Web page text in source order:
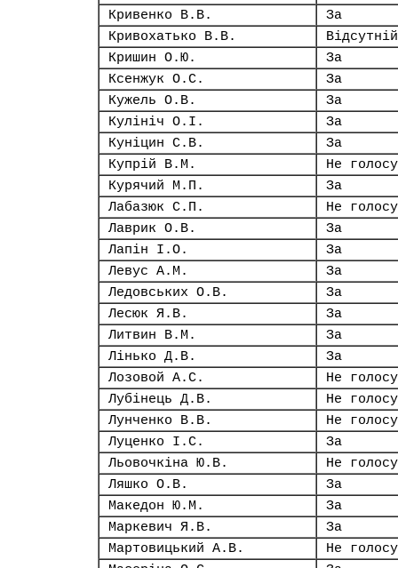
Кривенко В.В.
За
Кривохатько В.В.
Відсутній
Кришин О.Ю.
За
Ксенжук О.С.
За
Кужель О.В.
За
Кулініч О.І.
За
Куніцин С.В.
За
Купрій В.М.
Не
Курячий М.П.
За
Лабазюк С.П.
Не
Лаврик О.В.
За
Лапін І.О.
За
Левус А.М.
За
Ледовських О.В.
За
Лесюк Я.В.
За
Литвин В.М.
За
Лінько Д.В.
За
Лозовой А.С.
Не
Лубінець Д.В.
Не
Лунченко В.В.
Не
Луценко І.С.
За
Льовочкіна Ю.В.
Не
Ляшко О.В.
За
Македон Ю.М.
За
Маркевич Я.В.
За
Мартовицький А.В.
Не